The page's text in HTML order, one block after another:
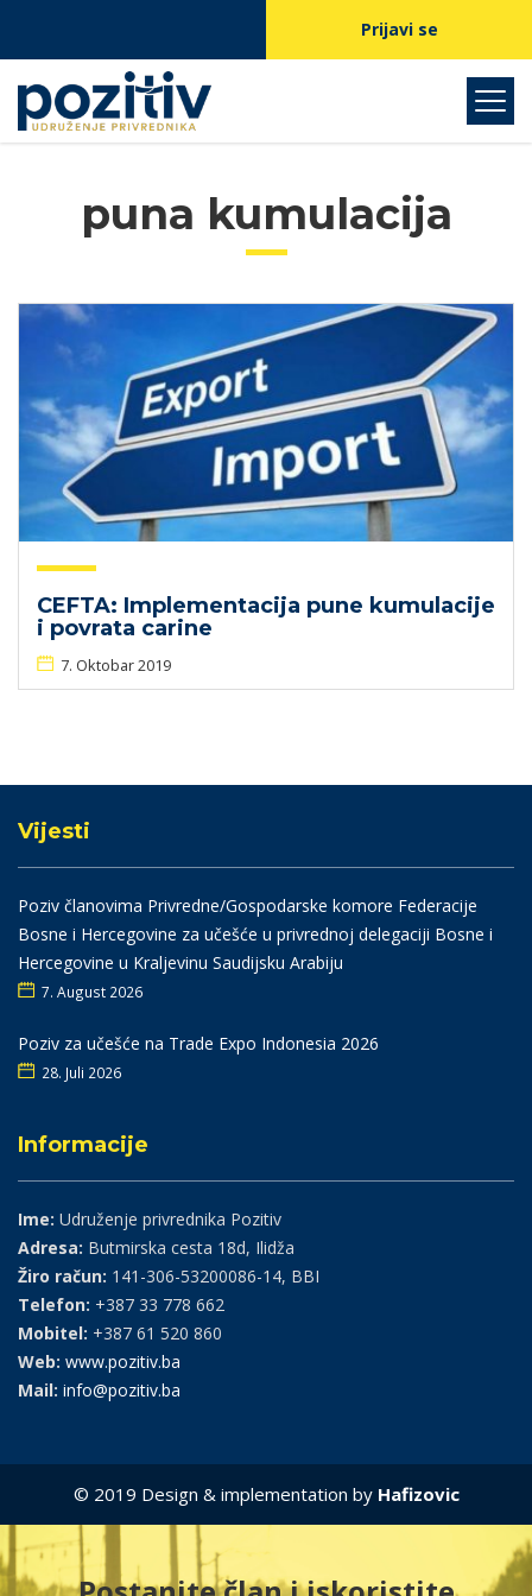
Prijavi se
puna kumulacija
CEFTA: Implementacija pune kumulacije
i povrata carine
7. Oktobar 2019
Vijesti
Poziv članovima Privredne/Gospodarske komore Federacije
Bosne i Hercegovine za učešće u privrednoj delegaciji Bosne i
Hercegovine u Kraljevinu Saudijsku Arabiju
7. August 2026
Poziv za učešće na Trade Expo Indonesia 2026
28. Juli 2026
Informacije
Ime: Udruženje privrednika Pozitiv
Adresa: Butmirska cesta 18d, Ilidža
Žiro račun: 141-306-53200086-14, BBI
Telefon: +387 33 778 662
Mobitel: +387 61 520 860
Web: www.pozitiv.ba
Mail: info@pozitiv.ba
© 2019 Design & implementation by Hafizovic